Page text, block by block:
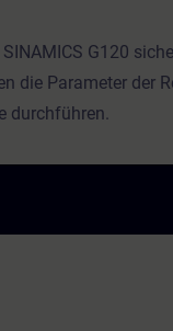
G120
die Parameter der
durchführen.